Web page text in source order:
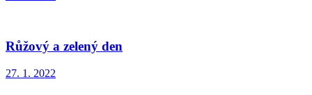
Růžový a zelený den
27. 1. 2022